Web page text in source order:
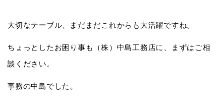
大切なテーブル、まだまだこれからも大活躍ですね。
ちょっとしたお困り事も（株）中島工務店に、まずはご相
談ください。
事務の中島でした。